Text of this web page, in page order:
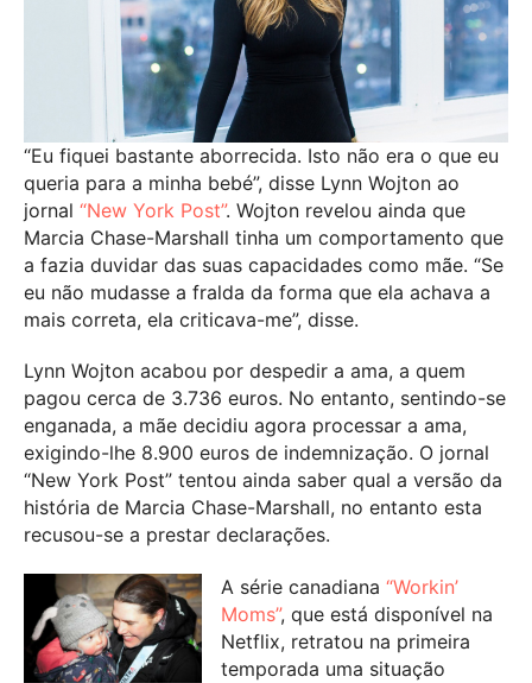
“Eu fiquei bastante aborrecida. Isto não era o que eu
queria para a minha bebé”, disse Lynn Wojton ao
jornal “New York Post”. Wojton revelou ainda que
Marcia Chase-Marshall tinha um comportamento que
a fazia duvidar das suas capacidades como mãe. “Se
eu não mudasse a fralda da forma que ela achava a
mais correta, ela criticava-me”, disse.
Lynn Wojton acabou por despedir a ama, a quem
pagou cerca de 3.736 euros. No entanto, sentindo-se
enganada, a mãe decidiu agora processar a ama,
exigindo-lhe 8.900 euros de indemnização. O jornal
“New York Post” tentou ainda saber qual a versão da
história de Marcia Chase-Marshall, no entanto esta
recusou-se a prestar declarações.
A série canadiana “Workin’
Moms”, que está disponível na
Netflix, retratou na primeira
temporada uma situação